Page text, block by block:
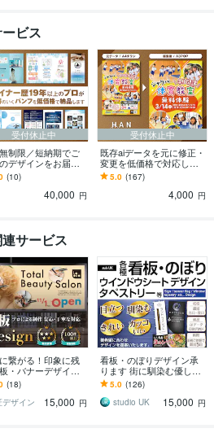
2001年3月 ~ 2003年2月
ビス
受付休止中
制限／短納期でご
デザインをお届け
その他、チラシ・
ー・メニュー・名
(10)
40,000 円
受付休止中
既存aiデータを元に修正・
変更を低価格で対応しま
す 部分的な情報の削除・
変更・追加・色変更など
5.0 (167)
4,000 円
サービス
繋がる！印象に残
・バナーデザイン
初稿提出3営業日！
数無制限！著作権
素材選定可能！
(18)
デザイン
15,000 円
看板・のぼりデザイン承
ります 街に馴染む優しく
きれいな看板を
5.0 (126)
studio UK
15,000 円